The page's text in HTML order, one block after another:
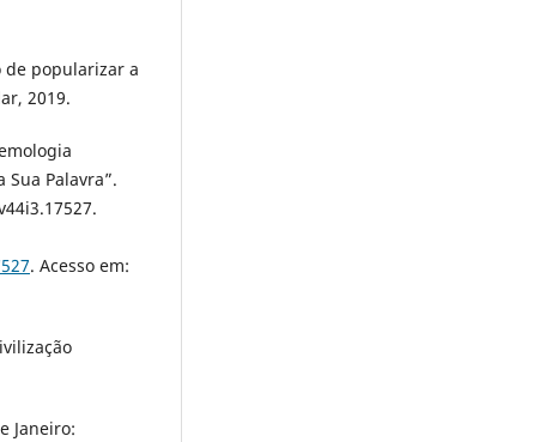
de popularizar a
2019.
Palavra”.
. Acesso em:
Janeiro: